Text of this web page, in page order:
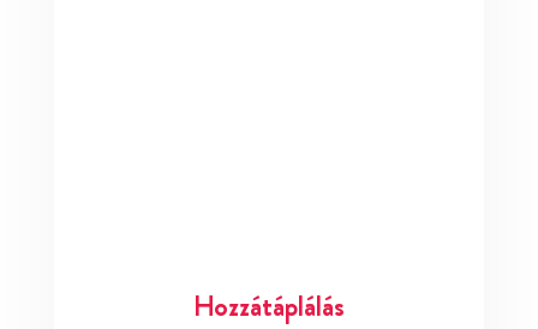
Hozzátáplálás